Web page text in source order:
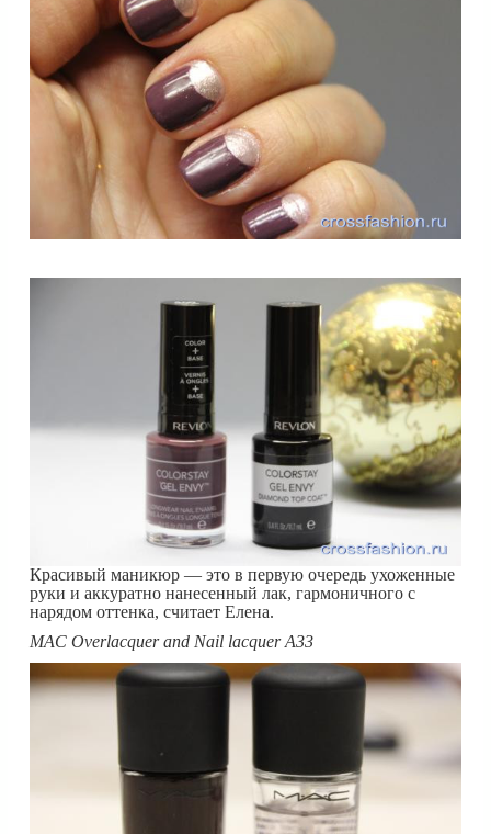
Красивый маникюр — это в первую очередь ухоженные
руки и аккуратно нанесенный лак, гармоничного с
нарядом оттенка, считает Елена.
MAC Overlacquer and Nail lacquer A33